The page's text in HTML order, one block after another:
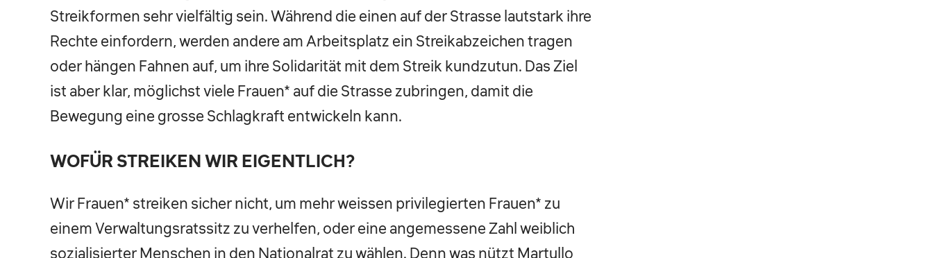
Streikformen sehr vielfältig sein. Während die einen auf der Strasse lautstark ihre
Rechte einfordern, werden andere am Arbeitsplatz ein Streikabzeichen tragen
oder hängen Fahnen auf, um ihre Solidarität mit dem Streik kundzutun. Das Ziel
ist aber klar, möglichst viele Frauen* auf die Strasse zubringen, damit die
Bewegung eine grosse Schlagkraft entwickeln kann.
WOFÜR STREIKEN WIR EIGENTLICH?
Wir Frauen* streiken sicher nicht, um mehr weissen privilegierten Frauen* zu
einem Verwaltungsratssitz zu verhelfen, oder eine angemessene Zahl weiblich
sozialisierter Menschen in den Nationalrat zu wählen. Denn was nützt Martullo